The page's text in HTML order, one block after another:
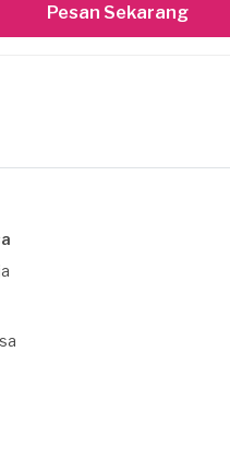
Pesan Sekarang